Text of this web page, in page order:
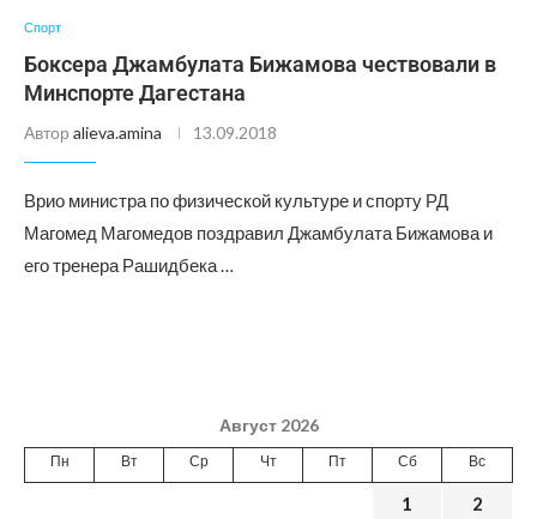
Спорт
Боксера Джамбулата Бижамова чествовали в
Минспорте Дагестана
Автор alieva.amina 13.09.2018
Врио министра по физической культуре и спорту РД
Магомед Магомедов поздравил Джамбулата Бижамова и
его тренера Рашидбека …
Август 2026
Пн Вт Ср Чт Пт Сб Вс
1 2